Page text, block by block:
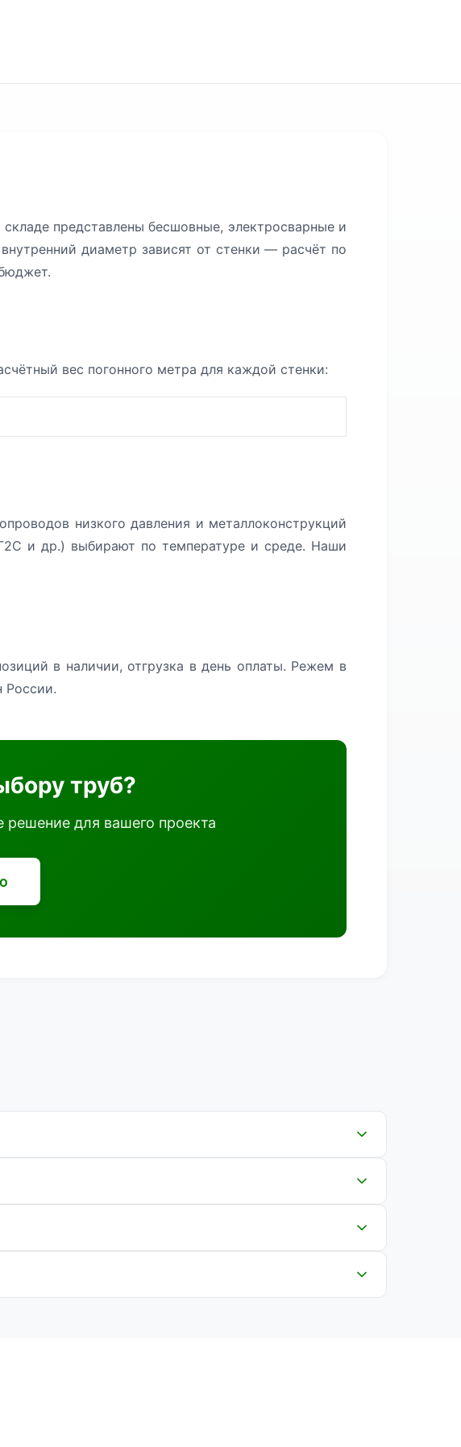
представлены бесшовные, электросварные и
диаметр зависят от стенки — расчёт по
вес погонного метра для каждой стенки:
низкого давления и металлоконструкций
и др.) выбирают по температуре и среде. Наши
в наличии, отгрузка в день оплаты. Режем в
России.
труб?
для вашего проекта